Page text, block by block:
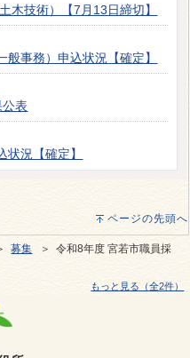
木技術）【7月13日締切】
事務）申込状況【確定】
表
況【確定】
ページの先頭へ
募集 ＞ 令和8年度 宮若市職員採
もっと見る（全2件）